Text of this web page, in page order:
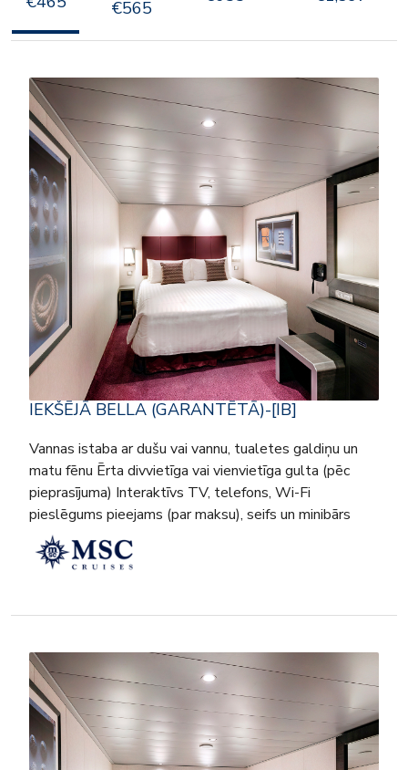
€565
IEKŠĒJĀ BELLA (GARANTĒTĀ)-[IB]
Vannas istaba ar dušu vai vannu, tualetes galdiņu un
matu fēnu Ērta divvietīga vai vienvietīga gulta (pēc
pieprasījuma) Interaktīvs TV, telefons, Wi-Fi
pieslēgums pieejams (par maksu), seifs un minibārs